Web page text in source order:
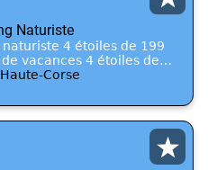
Naturiste
4 étoiles de 199
vacances 4 étoiles de
ouvre les portes de son
d’un voyage au cœur de
et bien-être se mêlent
ressourcer.
Corse